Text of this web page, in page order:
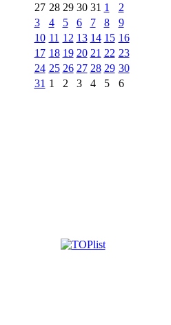
27 28 29 30 31 1
2
3
4 5 6 7 8
9
10 11 12 13 14 15 16
17 18 19 20 21 22 23
24 25 26 27 28 29 30
31 1 2 3 4 5 6